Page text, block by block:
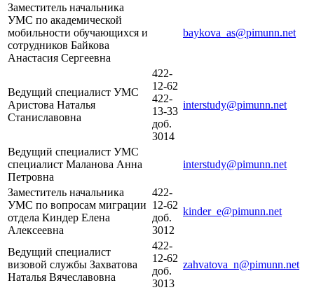
Заместитель начальника
УМС по академической
мобильности обучающихся и
сотрудников Байкова
Анастасия Сергеевна
baykova_as@pimunn.net
Ведущий специалист УМС
Аристова Наталья
Станиславовна
422-
12-62
422-
13-33
доб.
3014
interstudy@pimunn.net
Ведущий специалист УМС
специалист Маланова Анна
Петровна
interstudy@pimunn.net
Заместитель начальника
УМС по вопросам миграции
отдела Киндер Елена
Алексеевна
422-
12-62
доб.
3012
kinder_e@pimunn.net
Ведущий специалист
визовой службы Захватова
Наталья Вячеславовна
422-
12-62
доб.
3013
zahvatova_n@pimunn.net